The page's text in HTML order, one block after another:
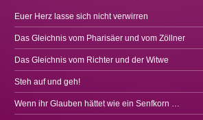
Euer Herz lasse sich nicht verwirren
Das Gleichnis vom Pharisäer und vom Zöllner
Das Gleichnis vom Richter und der Witwe
Steh auf und geh!
Wenn ihr Glauben hättet wie ein Senfkorn …